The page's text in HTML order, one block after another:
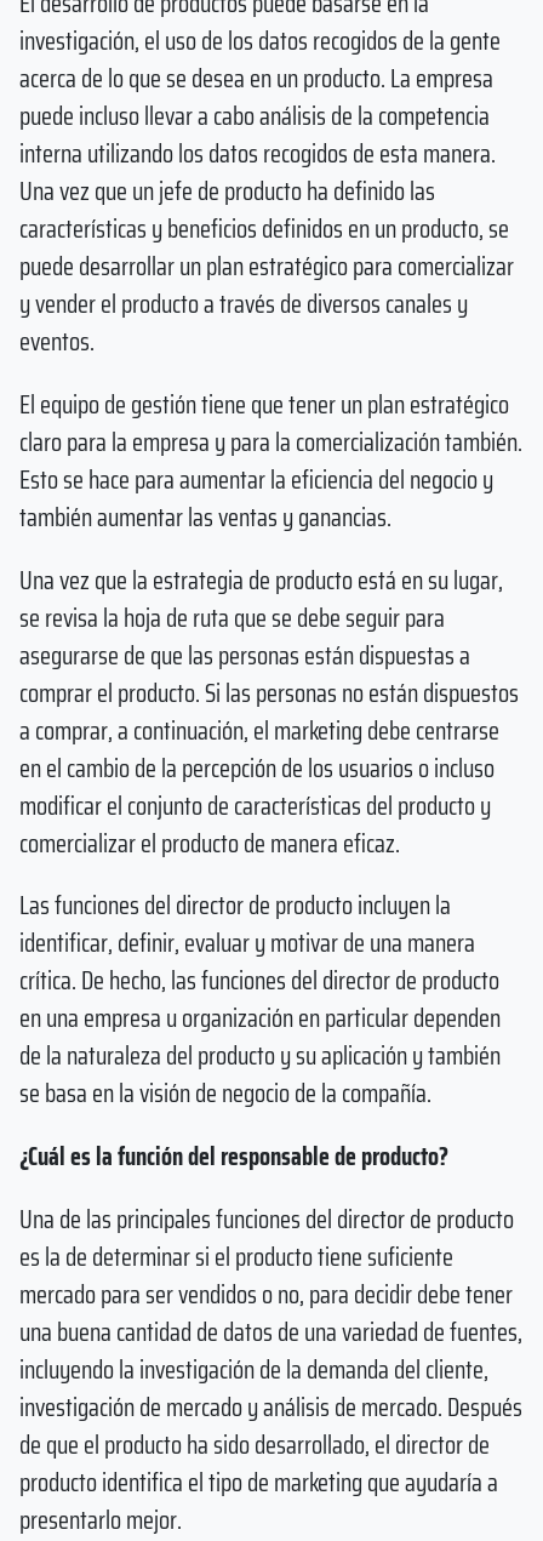
investigación, el uso de los datos recogidos de la gente
acerca de lo que se desea en un producto. La empresa
puede incluso llevar a cabo análisis de la competencia
interna utilizando los datos recogidos de esta manera.
Una vez que un jefe de producto ha definido las
características y beneficios definidos en un producto, se
puede desarrollar un plan estratégico para comercializar
y vender el producto a través de diversos canales y
eventos.
El equipo de gestión tiene que tener un plan estratégico
claro para la empresa y para la comercialización también.
Esto se hace para aumentar la eficiencia del negocio y
también aumentar las ventas y ganancias.
Una vez que la estrategia de producto está en su lugar,
se revisa la hoja de ruta que se debe seguir para
asegurarse de que las personas están dispuestas a
comprar el producto. Si las personas no están dispuestos
a comprar, a continuación, el marketing debe centrarse
en el cambio de la percepción de los usuarios o incluso
modificar el conjunto de características del producto y
comercializar el producto de manera eficaz.
Las funciones del director de producto incluyen la
identificar, definir, evaluar y motivar de una manera
crítica. De hecho, las funciones del director de producto
en una empresa u organización en particular dependen
de la naturaleza del producto y su aplicación y también
se basa en la visión de negocio de la compañía.
¿Cuál es la función del responsable de producto?
Una de las principales funciones del director de producto
es la de determinar si el producto tiene suficiente
mercado para ser vendidos o no, para decidir debe tener
una buena cantidad de datos de una variedad de fuentes,
incluyendo la investigación de la demanda del cliente,
investigación de mercado y análisis de mercado. Después
de que el producto ha sido desarrollado, el director de
producto identifica el tipo de marketing que ayudaría a
presentarlo mejor.